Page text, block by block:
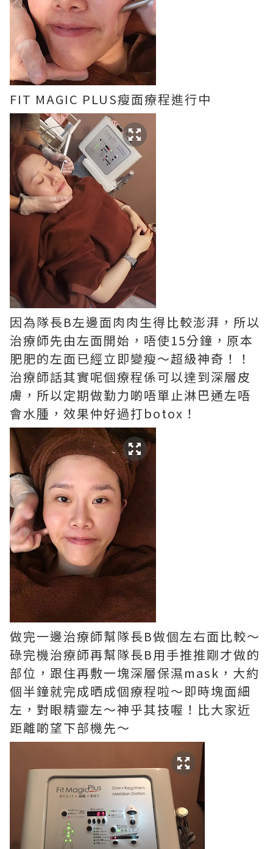
FIT MAGIC PLUS瘦面療程進行中
因為隊長B左邊面肉肉生得比較澎湃，所以
治療師先由左面開始，唔使15分鐘，原本
肥肥的左面已經立即變瘦～超級神奇！！
治療師話其實呢個療程係可以達到深層皮
膚，所以定期做勤力啲唔單止淋巴通左唔
會水腫，效果仲好過打botox！
做完一邊治療師幫隊長B做個左右面比較～
碌完機治療師再幫隊長B用手推推剛才做的
部位，跟住再敷一塊深層保濕mask，大約
個半鐘就完成晒成個療程啦～即時塊面細
左，對眼精靈左～神乎其技喔！比大家近
距離啲望下部機先～